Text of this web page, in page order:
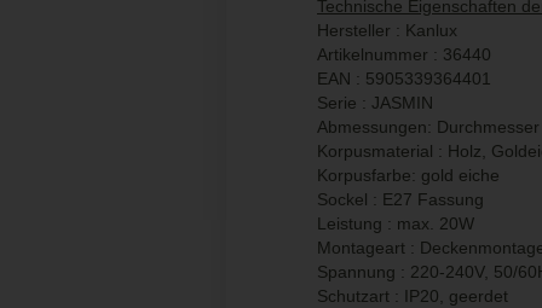
Technische Eigenschaften
Hersteller : Kanlux
Artikelnummer : 36440
EAN : 5905339364401
Serie : JASMIN
Abmessungen:
Korpusmaterial : Holz,
Korpusfarbe: gold eiche
Sockel : E27 Fassung
Leistung : max. 20W
Montageart :
Spannung : 220-240V, 50/
Schutzart : IP20, geerdet